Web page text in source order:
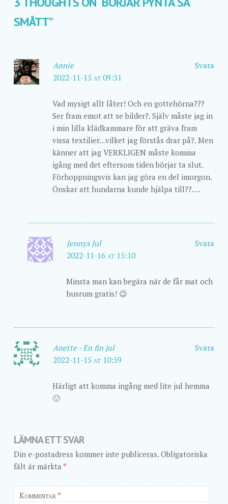
SMÅTT”
Svara
Annie
2022-11-15 at 09:31
Vad mysigt allt låter! Och en gottehörna???
Ser fram emot att se bilder?. Själv måste jag in
i min lilla klädkammare för att gräva fram
vissa textilier…vilket jag förstås drar på?. Men
känner att jag VERKLIGEN måste komma
igång med det eftersom tiden börjar ta slut.
Förhoppningsvis kan jag göra en del imorgon.
Önskar att hundarna kunde hjälpa till??….
Svara
Jennys Jul
2022-11-16 at 15:10
Minsta man kan begära när de får mat och
husrum gratis! 😉
Svara
Anette - En fin jul
2022-11-15 at 10:59
Härligt att komma ingång med lite jul hemma
🙂
LÄMNA ETT SVAR
Din e-postadress kommer inte publiceras. Obligatoriska
fält är märkta *
Kommentar *